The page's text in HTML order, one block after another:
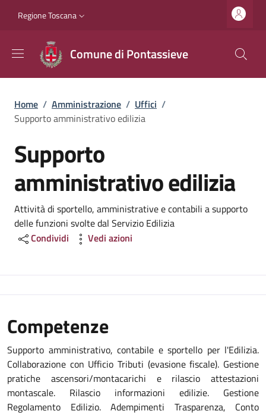
Slim top
Regione Toscana
Comune di Pontassieve
Briciole di pane
Home / Amministrazione / Uffici /
Supporto amministrativo edilizia
Supporto
amministrativo edilizia
Dettagli
Attività di sportello, amministrative e contabili a supporto
delle funzioni svolte dal Servizio Edilizia
Condividi
Vedi azioni
Competenze
Supporto amministrativo, contabile e sportello per l'Edilizia.
Collaborazione con Ufficio Tributi (evasione fiscale). Gestione
pratiche ascensori/montacarichi e rilascio attestazioni
montascale. Rilascio informazioni edilizie. Gestione
Regolamento Edilizio. Adempimenti Trasparenza, Conto